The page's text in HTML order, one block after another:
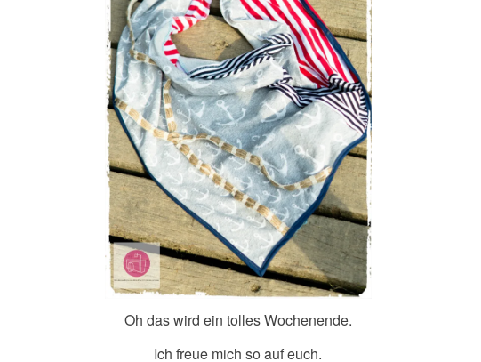
Oh das wird ein tolles Wochenende.
Ich freue mich so auf euch.